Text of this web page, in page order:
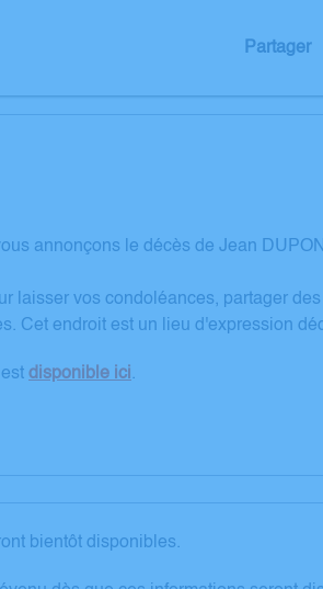
Partager
annonçons le décès de Jean
laisser vos condoléances, partager
Cet endroit est un lieu d'expression
disponible ici .
bientôt disponibles.